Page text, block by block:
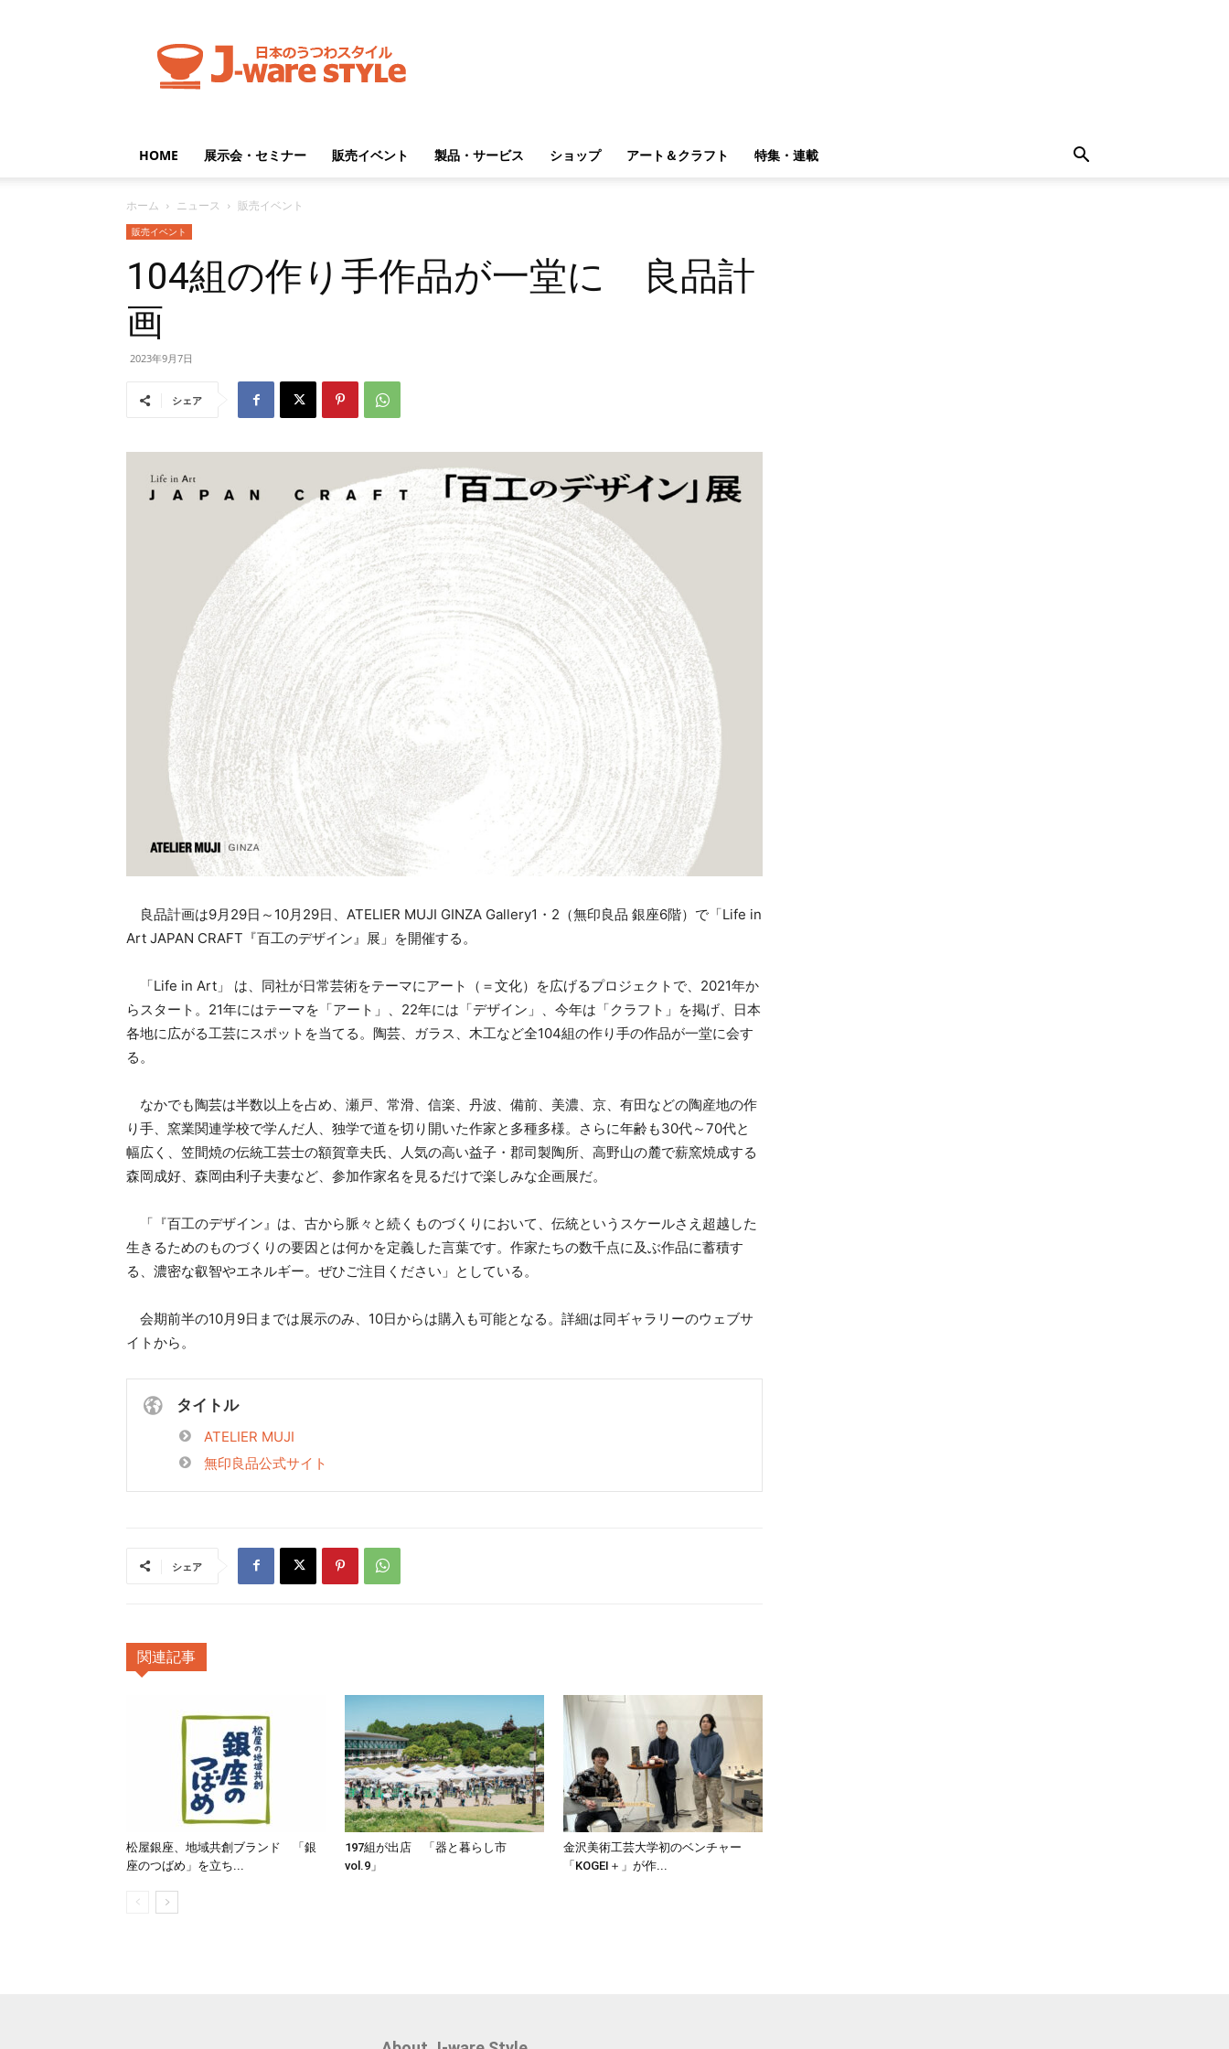
ware
Style
HOME 展示会・セミナー 販売イベント 製品・サービス ショップ アート＆クラフト 特集・連載
ホーム ニュース 販売イベント
販売イベント
104組の作り手作品が一堂に 良品計
画
2023年9月7日
シェア
良品計画は9月29日～10月29日、ATELIER MUJI GINZA Gallery1・2（無印良品 銀座6階）で「Life in
Art JAPAN CRAFT『百工のデザイン』展」を開催する。
「Life in Art」 は、同社が日常芸術をテーマにアート（＝文化）を広げるプロジェクトで、2021年か
らスタート。21年にはテーマを「アート」、22年には「デザイン」、今年は「クラフト」を掲げ、日本
各地に広がる工芸にスポットを当てる。陶芸、ガラス、木工など全104組の作り手の作品が一堂に会す
る。
なかでも陶芸は半数以上を占め、瀬戸、常滑、信楽、丹波、備前、美濃、京、有田などの陶産地の作
り手、窯業関連学校で学んだ人、独学で道を切り開いた作家と多種多様。さらに年齢も30代～70代と
幅広く、笠間焼の伝統工芸士の額賀章夫氏、人気の高い益子・郡司製陶所、高野山の麓で薪窯焼成する
森岡成好、森岡由利子夫妻など、参加作家名を見るだけで楽しみな企画展だ。
「『百工のデザイン』は、古から脈々と続くものづくりにおいて、伝統というスケールさえ超越した
生きるためのものづくりの要因とは何かを定義した言葉です。作家たちの数千点に及ぶ作品に蓄積す
る、濃密な叡智やエネルギー。ぜひご注目ください」としている。
会期前半の10月9日までは展示のみ、10日からは購入も可能となる。詳細は同ギャラリーのウェブサ
イトから。
タイトル
ATELIER MUJI
無印良品公式サイト
シェア
関連記事
松屋銀座、地域共創ブランド 「銀
座のつばめ」を立ち...
197組が出店 「器と暮らし市
vol.9」
金沢美術工芸大学初のベンチャー
「KOGEI＋」が作...